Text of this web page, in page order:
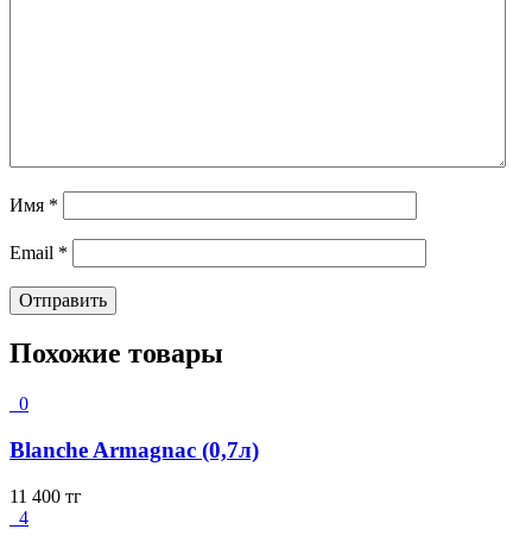
Имя *
Email *
Похожие товары
0
Blanche Armagnac (0,7л)
11 400 тг
4